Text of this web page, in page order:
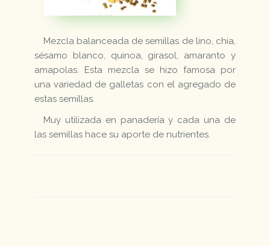
Mezcla balanceada de semillas de lino, chía,
sésamo blanco, quinoa, girasol, amaranto y
amapolas. Esta mezcla se hizo famosa por
una variedad de galletas con el agregado de
estas semillas.
Muy utilizada en panadería y cada una de
las semillas hace su aporte de nutrientes.